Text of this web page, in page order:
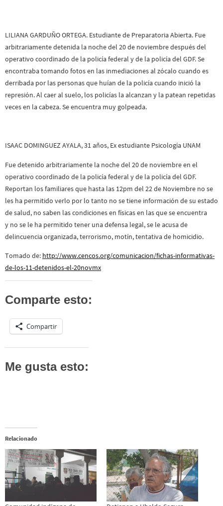
LILIANA GARDUÑO ORTEGA. Estudiante de Preparatoria Abierta. Fue
arbitrariamente detenida la noche del 20 de noviembre después del
operativo coordinado de la policía federal y de la policía del GDF. Se
encontraba tomando fotos en las inmediaciones al zócalo cuando es
derribada por las personas que huían de la policía cuando inició la
represión. Al caer al suelo, los policías la alcanzan y la patean repetidas
veces en la cabeza. Se encuentra muy golpeada.
ISAAC DOMINGUEZ AYALA, 31 años, Ex estudiante Psicología UNAM
Fue detenido arbitrariamente la noche del 20 de noviembre en el
operativo coordinado de la policía federal y de la policía del GDF.
Reportan los familiares que hasta las 12pm del 22 de Noviembre no se
les ha permitido verlo por lo tanto no se tiene información de su estado
de salud, no saben las condiciones en físicas en las que se encuentra
y no se le ha permitido tener una defensa legal, se le acusa de
delincuencia organizada, terrorismo, motín, tentativa de homicidio.
Tomado de: http://www.cencos.org/comunicacion/fichas-informativas-
de-los-11-detenidos-el-20novmx
Comparte esto:
Compartir
Me gusta esto:
Relacionado